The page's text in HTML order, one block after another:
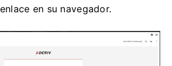
en su navegador.